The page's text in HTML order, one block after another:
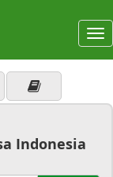
Indonesia